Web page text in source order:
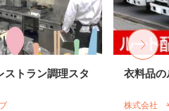
ストラン調理スタ
衣料品の
株式会社